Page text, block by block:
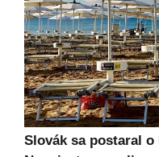
Slovák sa postaral o